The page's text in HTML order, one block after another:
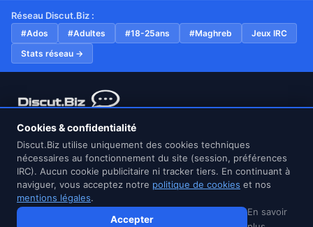
Réseau Discut.Biz :
#Ados #Adultes #18-25ans #Maghreb
Jeux IRC
Stats réseau →
2022. Connexion sécurisée TLS/SSL sur le port 6697.
© 2026 Discut.Biz — Tchat IRC gratuit, sans inscription, connexion
TLS/SSL sécurisée
Cookies & confidentialité
Discut.Biz utilise uniquement des cookies techniques
nécessaires au fonctionnement du site (session, préférences
IRC). Aucun cookie publicitaire ni tracker tiers. En continuant à
naviguer, vous acceptez notre politique de cookies et nos
mentions légales.
Accepter
En savoir